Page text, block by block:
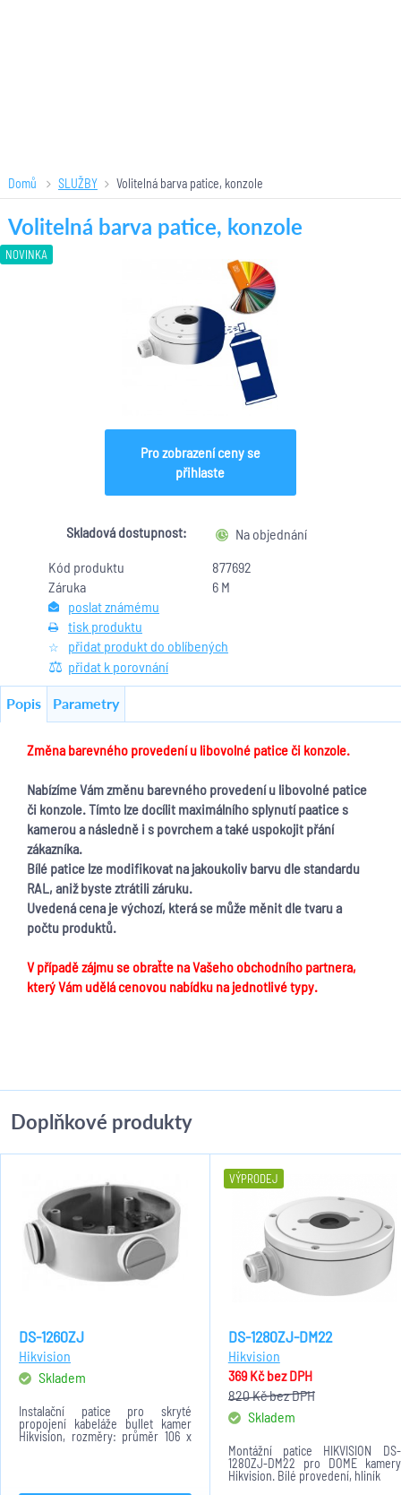
Domů SLUŽBY Volitelná barva patice, konzole
NOVINKA
Volitelná barva patice, konzole
Kód produktu
877692
Záruka
6 M
poslat známému
tisk produktu
přidat produkt do oblíbených
přidat k porovnání
Pro zobrazení ceny se
přihlaste
Skladová dostupnost: Na objednání
Popis Parametry
Změna barevného provedení u libovolné patice či konzole.
Nabízíme Vám změnu barevného provedení u libovolné patice
či konzole. Tímto lze docílit maximálního splynutí paatice s
kamerou a následně i s povrchem a také uspokojit přání
zákazníka.
Bílé patice lze modifikovat na jakoukoliv barvu dle standardu
RAL, aniž byste ztrátili záruku.
Uvedená cena je výchozí, která se může měnit dle tvaru a
počtu produktů.
V případě zájmu se obraťte na Vašeho obchodního partnera,
který Vám udělá cenovou nabídku na jednotlivé typy.
Doplňkové produkty
DS-1260ZJ
Hikvision
Skladem
Instalační patice pro skryté
propojení kabeláže bullet kamer
Hikvision, rozměry: průměr 106 x
VÝPRODEJ
DS-1280ZJ-DM22
Hikvision
369 Kčbez DPH
820 Kčbez DPH
Skladem
Montážní patice HIKVISION DS-
1280ZJ-DM22 pro DOME kamery
Hikvision. Bílé provedení, hliník